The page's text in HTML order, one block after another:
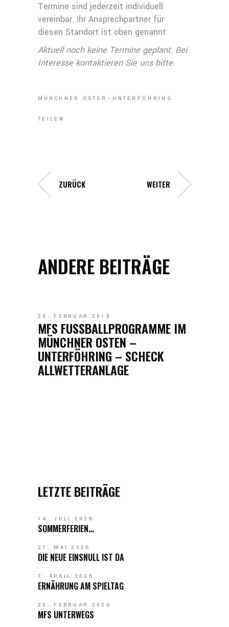
Termine sind jederzeit individuell
vereinbar. Ihr Ansprechpartner für
diesen Standort ist oben genannt
Aktuell noch keine Termine geplant. Bei
Interesse kontaktieren Sie uns bitte.
MÜNCHNER OSTER UNTERFÖHRING
TEILEN
ZURÜCK WEITER
ANDERE BEITRÄGE
26. FEBRUAR 2018
MFS FUSSBALLPROGRAMME IM
MÜNCHNER OSTEN –
UNTERFÖHRING – SCHECK
ALLWETTERANLAGE
LETZTE BEITRÄGE
14. JULI 2026
SOMMERFERIEN…
27. MAI 2026
DIE NEUE EINSNULL IST DA
7. APRIL 2026
ERNÄHRUNG AM SPIELTAG
25. FEBRUAR 2026
MFS UNTERWEGS